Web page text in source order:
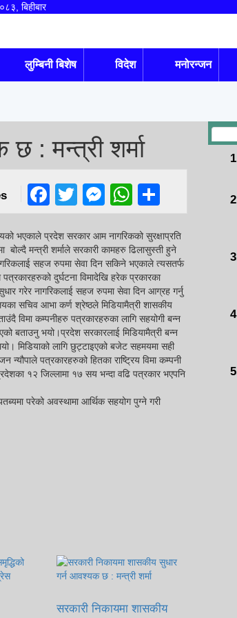
बिहीबार
लुम्बिनी बिशेष विदेश मनोरन्जन
: मन्त्री शर्मा
Facebook
Twitter
Messenger
WhatsApp
भएकाले प्रदेश सरकार आम नागरिकको सुरक्षाप्रति
मन्त्री शर्माले सरकारी कामहरु ढिलासुस्ती हुने
सहज रुपमा सेवा दिन सकिने भएकाले त्यसतर्फ
दुर्घटना विमादेखि हरेक प्रकारका
गरेर नागरिकलाई सहज रुपमा सेवा दिन आग्रह गर्नु
सचिव आभा कर्ण श्रेष्ठले मिडियामैत्री शासकीय
विमा कम्पनीहरु पत्रकारहरुका लागि सहयोगी बन्न
बताउनु भयो।प्रदेश सरकारलाई मिडियामैत्री बन्न
मिडियाको लागि छुट्टाइएको बजेट सहमयमा सही
न्यौपाले पत्रकारहरुको हितका राष्ट्रिय विमा कम्पनी
१२ जिल्लामा १७ सय भन्दा वढि पत्रकार भएपनि
परेको अवस्थामा आर्थिक सहयोग पुग्ने गरी
सरकारी निकायमा शासकीय